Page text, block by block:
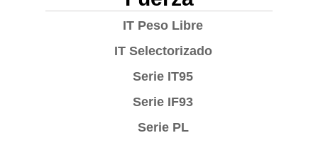
IT Peso Libre
IT Selectorizado
Serie IT95
Serie IF93
Serie PL